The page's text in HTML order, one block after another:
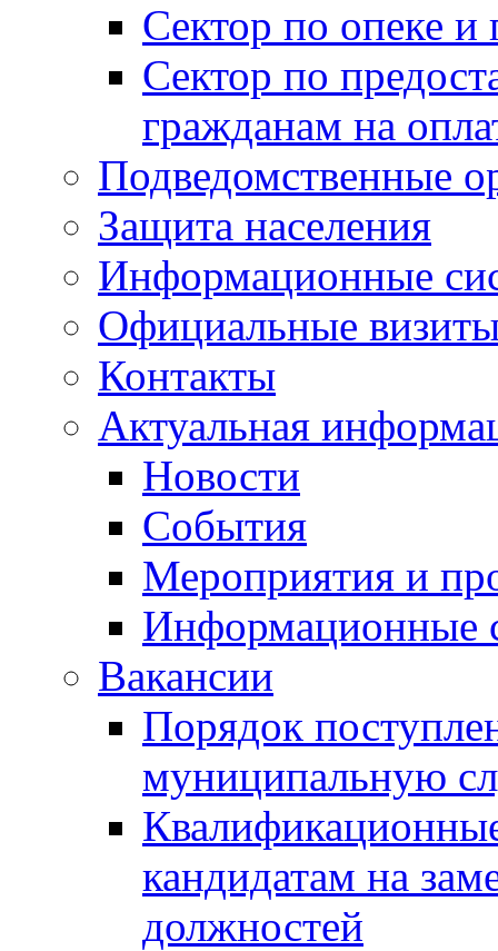
Сектор по опеке и
Сектор по
гражданам на
Подведомственные
Защита населения
Информационные
Официальные
Контакты
Актуальная
Новости
События
Мероприятия и
Информационные
Вакансии
Порядок
муниципальную
кандидатам на
должностей